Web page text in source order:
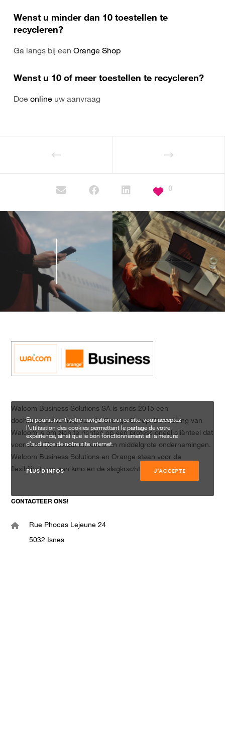
Wenst u minder dan 10 toestellen te
recycleren?
Ga langs bij een Orange Shop
Wenst u 10 of meer toestellen te recycleren?
Doe onlineuw aanvraag
0
Walcom Business Solutions SA is sinds 2015 een
dochteronderneming van de Orange Groep. De roeping van
Walcom is om zich te richten op een professioneel cliënteel dat
voornamelijk bestaat uit kleine en middelgrote ondernemingen.
Walcom Business Solutions en Orange staan voor de
flexibiliteit van een kmo en de slagkracht van een groep.
CONTACTEER ONS!
Rue Phocas Lejeune 24
5032 Isnes
En poursuivant votre navigation sur ce site, vous acceptez
l’utilisation des cookies permettant le partage de votre
expérience, ainsi que le bon fonctionnement et la mesure
d’audience de notre site internet.
PLUS D'INFOS J'ACCEPTE